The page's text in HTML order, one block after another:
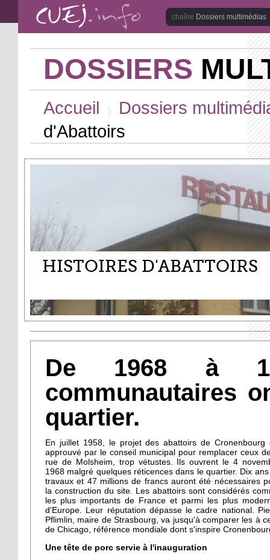
Aller au contenu principal
Dossiers multimédias
DOSSIERS
Accueil
Dossiers
d'Abattoirs
HISTOIRES D'ABATTOIRS
De 1968 à
communautaires
quartier.
En juillet 1958, le projet des abattoirs de Cronenbourg
approuvé par le conseil municipal pour remplacer ceux
rue de Molsheim, trop vétustes. Ils ouvrent le 4
1968 malgré quelques réticences dans le quartier. Dix
travaux et 47 millions de francs auront été nécessaires
la construction du site. Les abattoirs sont considérés
les plus importants de France et parmi les plus
d'Europe. Leur réputation dépasse le cadre national.
Pflimlin, maire de Strasbourg, va jusqu'à comparer les à
de Chicago, référence mondiale dont s'inspire
Une tête de porc servie à l'inauguration